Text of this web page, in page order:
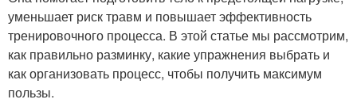
уменьшает риск травм и повышает эффективность
тренировочного процесса. В этой статье мы рассмотрим,
как правильно разминку, какие упражнения выбрать и
как организовать процесс, чтобы получить максимум
пользы.